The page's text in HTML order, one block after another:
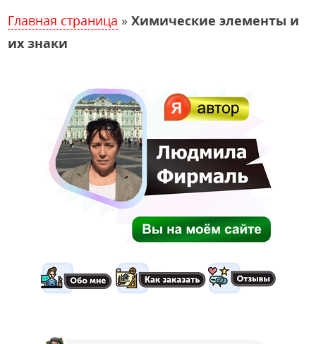
Главная страница »Химические элементы и
их знаки